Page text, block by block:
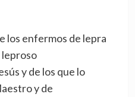
los enfermos de lepra
leproso
y de los que lo
y de